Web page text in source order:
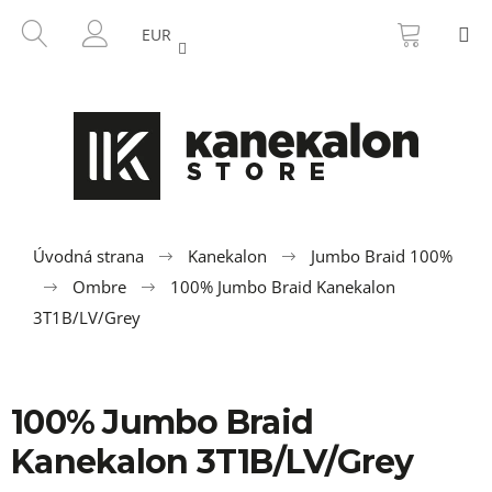
HĽADAŤ
PRIHLÁSENIE
EUR KOŠÍK
Úvodná strana Kanekalon
Jumbo Braid 100%
Ombre
100% Jumbo Braid Kanekalon
3T1B/LV/Grey
100% Jumbo Braid
Kanekalon 3T1B/LV/Grey
SPÄŤ
SPÄŤ
b
e
t
e